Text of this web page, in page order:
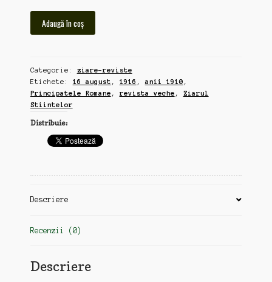
"Ziarul
Calatoriilor",
revista
veche,
Principatele
Romane,
Adaugă în coș
Categorie: ziare-reviste
Etichete: 16 august , 1916 ,anii 1910 ,
Principatele Romane , revista veche , Ziarul
Stiintelor
Distribuie:
Descriere
Recenzii (0)
Descriere